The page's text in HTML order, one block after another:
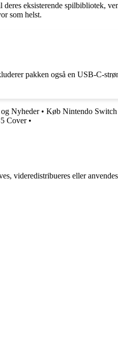
eksisterende spilbibliotek,
som helst.
pakken også en USB-C-
Nyheder• Køb Nintendo Switch
Cover•
videredistribueres eller